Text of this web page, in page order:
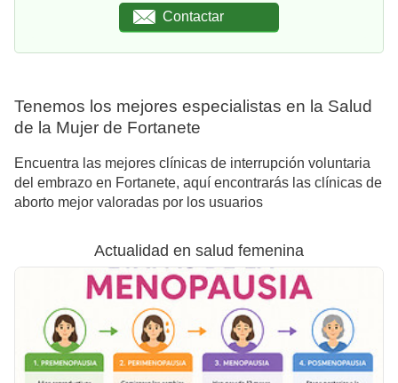
Contactar
Tenemos los mejores especialistas en la Salud
de la Mujer de Fortanete
Encuentra las mejores clínicas de interrupción voluntaria
del embrazo en Fortanete, aquí encontrarás las clínicas de
aborto mejor valoradas por los usuarios
Actualidad en salud femenina